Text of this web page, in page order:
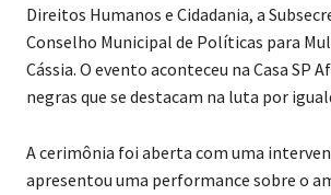
Direitos Humanos e Cidadania, a
Conselho Municipal de Políticas para
Cássia. O evento aconteceu na Casa SP
negras que se destacam na luta por
A cerimônia foi aberta com uma
apresentou uma performance sobre o